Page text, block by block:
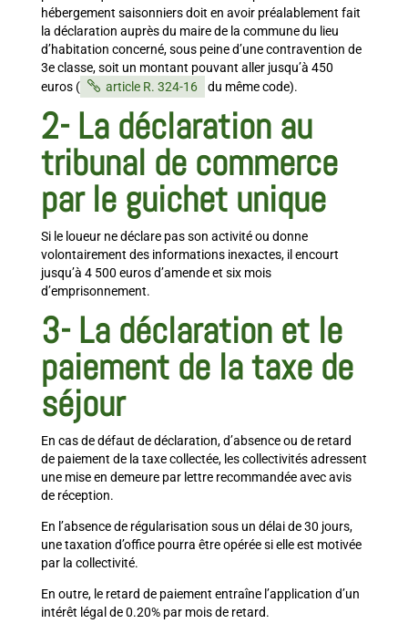
hébergement saisonniers doit en avoir préalablement fait
la déclaration auprès du maire de la commune du lieu
d’habitation concerné, sous peine d’une contravention de
3e classe, soit un montant pouvant aller jusqu’à 450
euros (
article R. 324-16 du même code).
2-La déclaration au
tribunal de commerce
par le guichet unique
Si le loueur ne déclare pas son activité ou donne
volontairement des informations inexactes, il encourt
jusqu’à 4 500 euros d’amende et six mois
d’emprisonnement.
3-La déclaration et le
paiement de la taxe de
séjour
En cas de défaut de déclaration, d’absence ou de retard
de paiement de la taxe collectée, les collectivités adressent
une mise en demeure par lettre recommandée avec avis
de réception.
En l’absence de régularisation sous un délai de 30 jours,
une taxation d’office pourra être opérée si elle est motivée
par la collectivité.
En outre, le retard de paiement entraîne l’application d’un
intérêt légal de 0.20% par mois de retard.